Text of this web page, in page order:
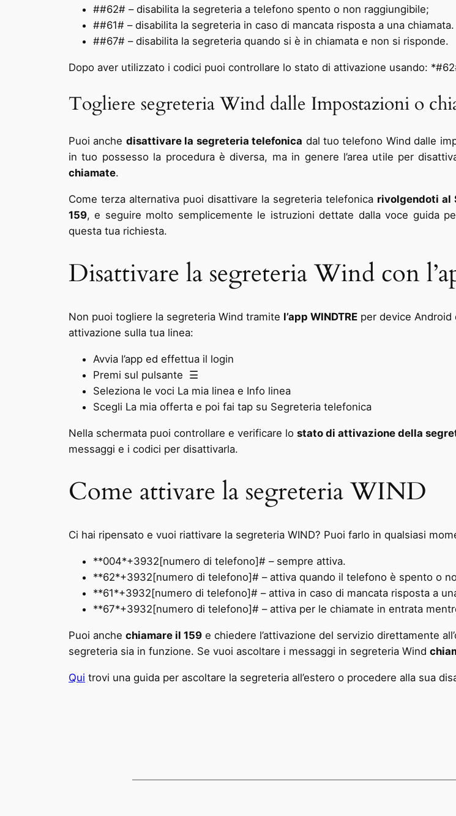
##62# – disabilita la segreteria a telefono spento o non raggiungibile;
##61# – disabilita la segreteria in caso di mancata risposta a una chiamata.
##67# – disabilita la segreteria quando si è in chiamata e non si risponde.
Dopo aver utilizzato i codici puoi controllare lo stato di attivazione usando:
Togliere segreteria Wind dalle Impostazioni o
Puoi anche disattivare la segreteria telefonica dal tuo telefono Wind dalle
in tuo possesso la procedura è diversa, ma in genere l’area utile per
chiamate.
Come terza alternativa puoi disattivare la segreteria telefonica rivolgendoti al
159, e seguire molto semplicemente le istruzioni dettate dalla voce guida
questa tua richiesta.
Disattivare la segreteria Wind con
Non puoi togliere la segreteria Wind tramite l’app WINDTRE per device
attivazione sulla tua linea:
Avvia l’app ed effettua il login
Premi sul pulsante ☰
Seleziona le voci La mia linea e Info linea
Scegli La mia offerta e poi fai tap su Segreteria telefonica
Nella schermata puoi controllare e verificare lo stato di attivazione della
messaggi e i codici per disattivarla.
Come attivare la segreteria WIND
Ci hai ripensato e vuoi riattivare la segreteria WIND? Puoi farlo in qualsiasi
**004*+3932[numero di telefono]# – sempre attiva.
**62*+3932[numero di telefono]# – attiva quando il telefono è spento o
**61*+3932[numero di telefono]# – attiva in caso di mancata risposta a
**67*+3932[numero di telefono]# – attiva per le chiamate in entrata
Puoi anche chiamare il 159 e chiedere l’attivazione del servizio direttamente
segreteria sia in funzione. Se vuoi ascoltare i messaggi in segreteria Wind
Qui trovi una guida per ascoltare la segreteria all’estero o procedere alla sua